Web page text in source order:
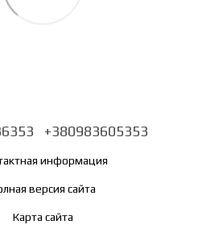
+380983605353
информация
версия сайта
Карта сайта